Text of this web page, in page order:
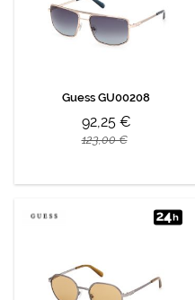
Guess GU00208
92,25 €
123,00 €